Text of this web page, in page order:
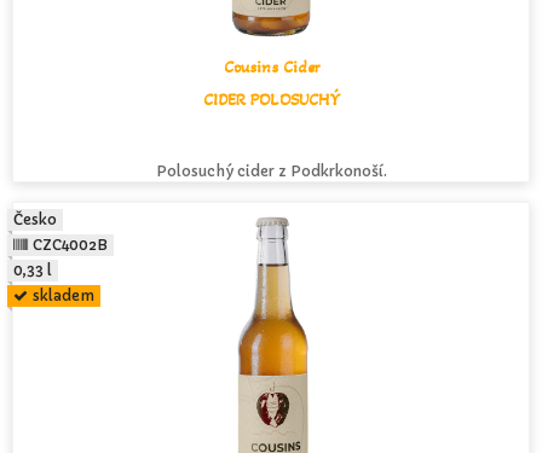
Cousins Cider
CIDER POLOSUCHÝ
Polosuchý cider z Podkrkonoší.
Česko
CZC4002B
0,33 l
skladem